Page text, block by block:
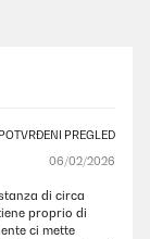
POTVRĐENI PREGLED
06/02/2026
di circa
proprio di
ci mette